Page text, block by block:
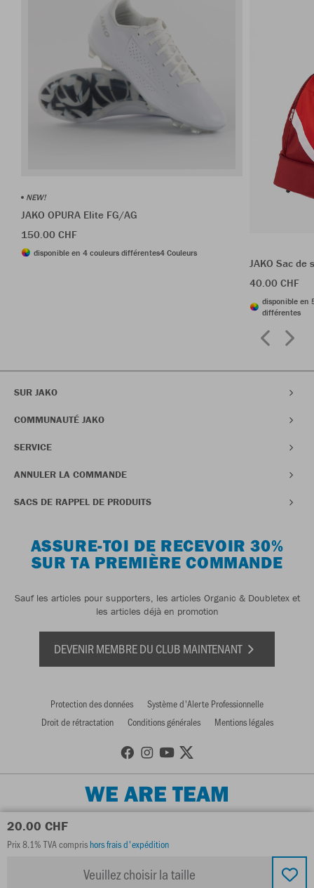
20.00 CHF
Prix 8.1% TVA compris hors frais d'expédition
Veuillez choisir la taille
NEW!
JAKO OPURA Elite FG/AG
150.00 CHF
disponible en 4 couleurs différentes4 Couleurs
JAKO Sac de
40.00 CHF
disponible en
différentes
SUR JAKO
COMMUNAUTÉ JAKO
SERVICE
ANNULER LA COMMANDE
SACS DE RAPPEL DE PRODUITS
ASSURE-TOI DE RECEVOIR 30%
SUR TA PREMIÈRE COMMANDE
Sauf les articles pour supporters, les articles Organic & Doubletex et
les articles déjà en promotion
DEVENIR MEMBRE DU CLUB MAINTENANT
Protection des données
Système d'Alerte Professionnelle
Droit de rétractation
Conditions générales Mentions légales
WE ARE TEAM